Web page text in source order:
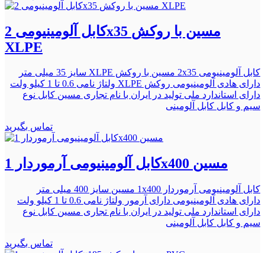
کابل آلومینیومی 2x35 مسین با روکش
XLPE
کابل آلومینیومی 2x35 مسین با روکش XLPE سایز 35 میلی متر
دارای هادی آلومینیومی روکش XLPE ولتاژ نامی 0.6 تا 1 کیلو ولت
دارای استاندارد ملی تولید در ایران با نام تجاری مسین کابل نوع
سیم و کابل کابل آلومینی
تماس بگیرید
کابل آلومینیومی آرموردار 1x400 مسین
کابل آلومینیومی آرموردار 1x400 مسین سایز 400 میلی متر
دارای هادی آلومینیومی دارای آرمور ولتاژ نامی 0.6 تا 1 کیلو ولت
دارای استاندارد ملی تولید در ایران با نام تجاری مسین کابل نوع
سیم و کابل کابل آلومینی
تماس بگیرید